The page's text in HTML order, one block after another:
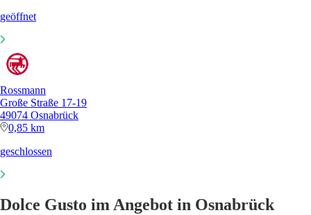
geöffnet
Rossmann
Große Straße 17-19
49074 Osnabrück
0,85 km
geschlossen
Dolce Gusto im Angebot in Osnabrück